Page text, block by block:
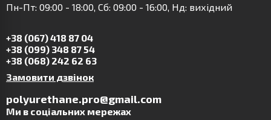
Пн-Пт: 09:00 - 18:00, Сб: 09:00 - 16:00, Нд: вихідний
+38 (067) 418 87 04
+38 (099) 348 87 54
+38 (068) 242 62 63
Замовити дзвінок
polyurethane.pro@gmail.com
Ми в соціальних мережах